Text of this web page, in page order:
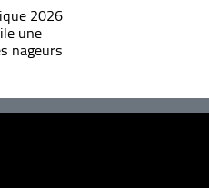
2026
une
nageurs